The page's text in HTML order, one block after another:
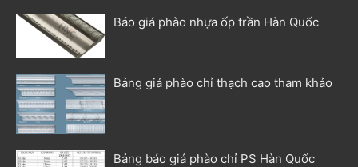
Báo giá phào nhựa ốp trần Hàn Quốc
Bảng giá phào chỉ thạch cao tham khảo
Bảng báo giá phào chỉ PS Hàn Quốc